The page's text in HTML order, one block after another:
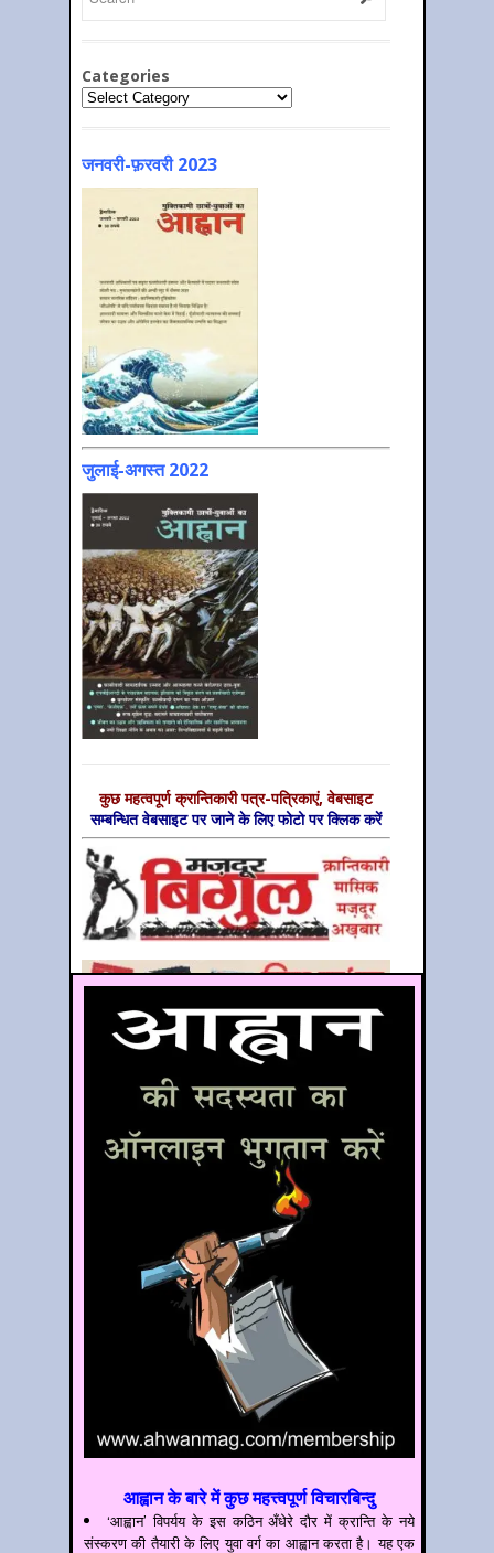
Categories
Categories
जनवरी-फ़रवरी 2023
जुलाई-अगस्त 2022
कुछ महत्‍वपूर्ण क्रान्तिकारी पत्र-पत्रिकाएं, वेबसाइट
सम्‍बन्धित वेबसाइट पर जाने के लिए फोटो पर क्लिक करें
आह्वान के बारे में कुछ महत्त्वपूर्ण विचारबिन्दु
‘आह्वान’ विपर्यय के इस कठिन अँधेरे दौर में क्रान्ति के नये
संस्करण की तैयारी के लिए युवा वर्ग का आह्वान करता है। यह एक